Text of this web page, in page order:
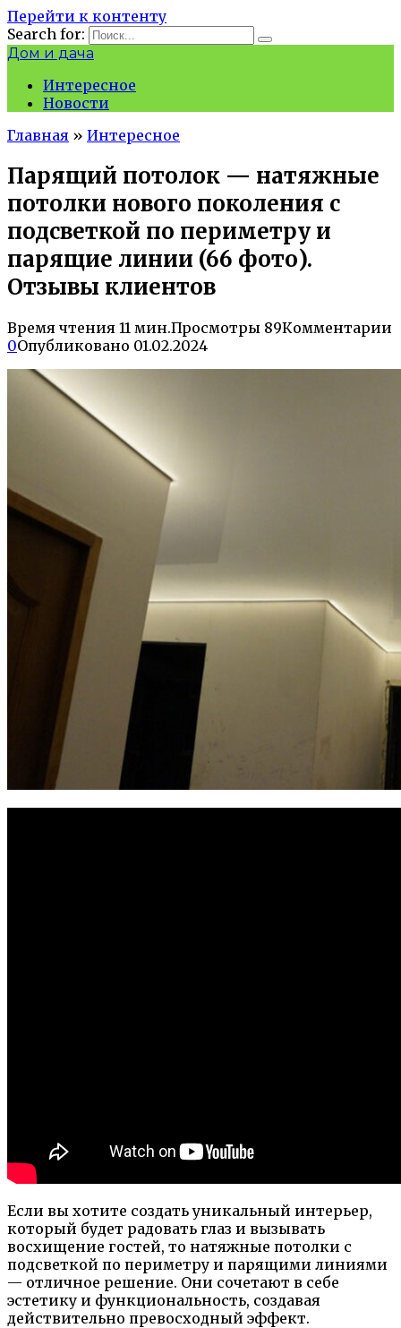
Перейти к контенту
Search for:
Дом и дача
Интересное
Новости
Главная » Интересное
Парящий потолок — натяжные
потолки нового поколения с
подсветкой по периметру и
парящие линии (66 фото).
Отзывы клиентов
Время чтения 11 мин.Просмотры 89Комментарии
0Опубликовано 01.02.2024
Если вы хотите создать уникальный интерьер,
который будет радовать глаз и вызывать
восхищение гостей, то натяжные потолки с
подсветкой по периметру и парящими линиями
— отличное решение. Они сочетают в себе
эстетику и функциональность, создавая
действительно превосходный эффект.